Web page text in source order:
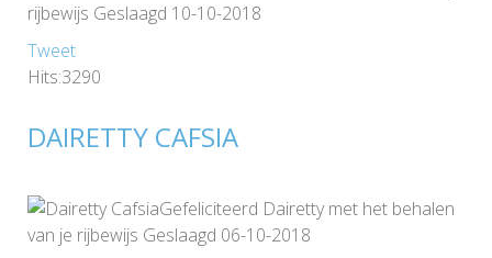
rijbewijs Geslaagd 10-10-2018
Tweet
Hits:3290
DAIRETTY CAFSIA
Gefeliciteerd Dairetty met het behalen
van je rijbewijs Geslaagd 06-10-2018